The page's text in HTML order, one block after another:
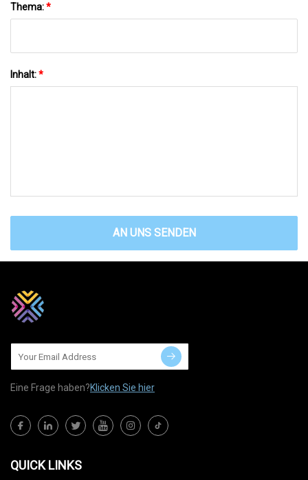
Thema:*
Inhalt:*
AN UNS SENDEN
Eine Frage haben?Klicken Sie hier
QUICK LINKS